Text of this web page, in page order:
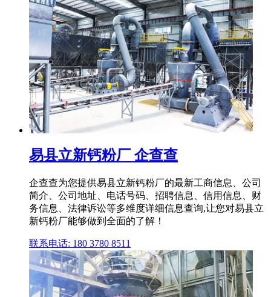
易县立新钙粉厂 企查查
企查查为您提供易县立新钙粉厂的最新工商信息、公司
简介、公司地址、电话号码、招聘信息、信用信息、财
务信息、法律诉讼等多维度详细信息查询,让您对易县立
新钙粉厂能够做到全面的了解！
联系电话: 180 3780 8511